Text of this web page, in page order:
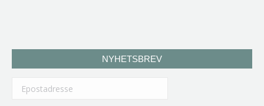
NYHETSBREV